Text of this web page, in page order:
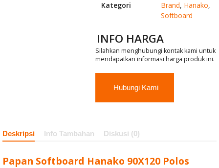
Kursi Kantor
Kategori Brand, Hanako,
Softboard
INFO HARGA
Silahkan menghubungi kontak kami untuk
mendapatkan informasi harga produk ini.
Hubungi Kami
Deskripsi Info Tambahan Diskusi (0)
Papan Softboard Hanako 90X120 Polos